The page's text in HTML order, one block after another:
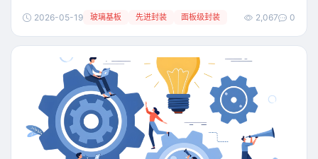
集1.17万亿韩元（约合人民币53亿元），其中约5896亿韩元（约合
半导体封装用玻璃基板的量产计划。 这不仅仅是一张“玻璃板”，而
是对面板级封装（Pan
2026-05-19 玻璃基板 先进封装 面板级封装 2,067 0